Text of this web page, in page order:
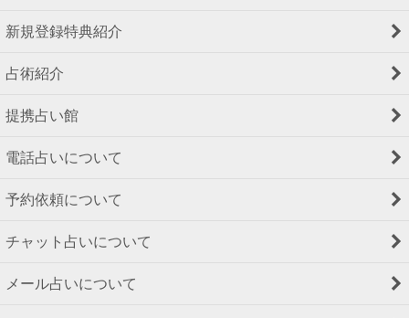
新規登録特典紹介
占術紹介
提携占い館
電話占いについて
予約依頼について
チャット占いについて
メール占いについて